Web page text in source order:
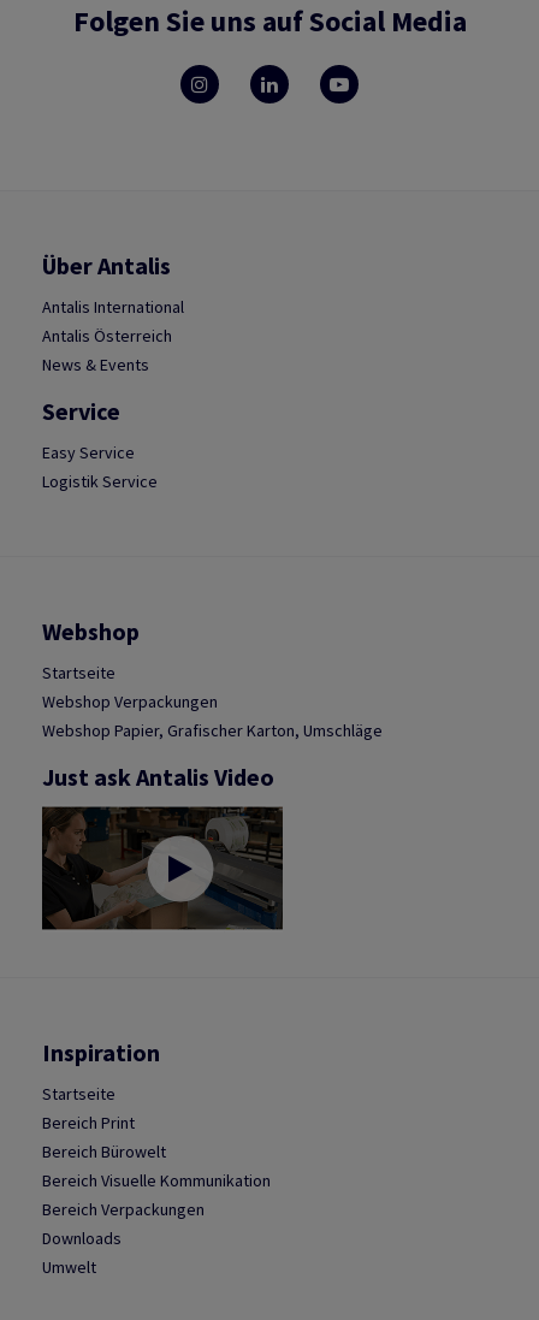
Folgen Sie uns auf Social Media
Über Antalis
Antalis International
Antalis Österreich
News & Events
Service
Easy Service
Logistik Service
Webshop
Startseite
Webshop Verpackungen
Webshop Papier, Grafischer Karton, Umschläge
Just ask Antalis Video
Inspiration
Startseite
Bereich Print
Bereich Bürowelt
Bereich Visuelle Kommunikation
Bereich Verpackungen
Downloads
Umwelt